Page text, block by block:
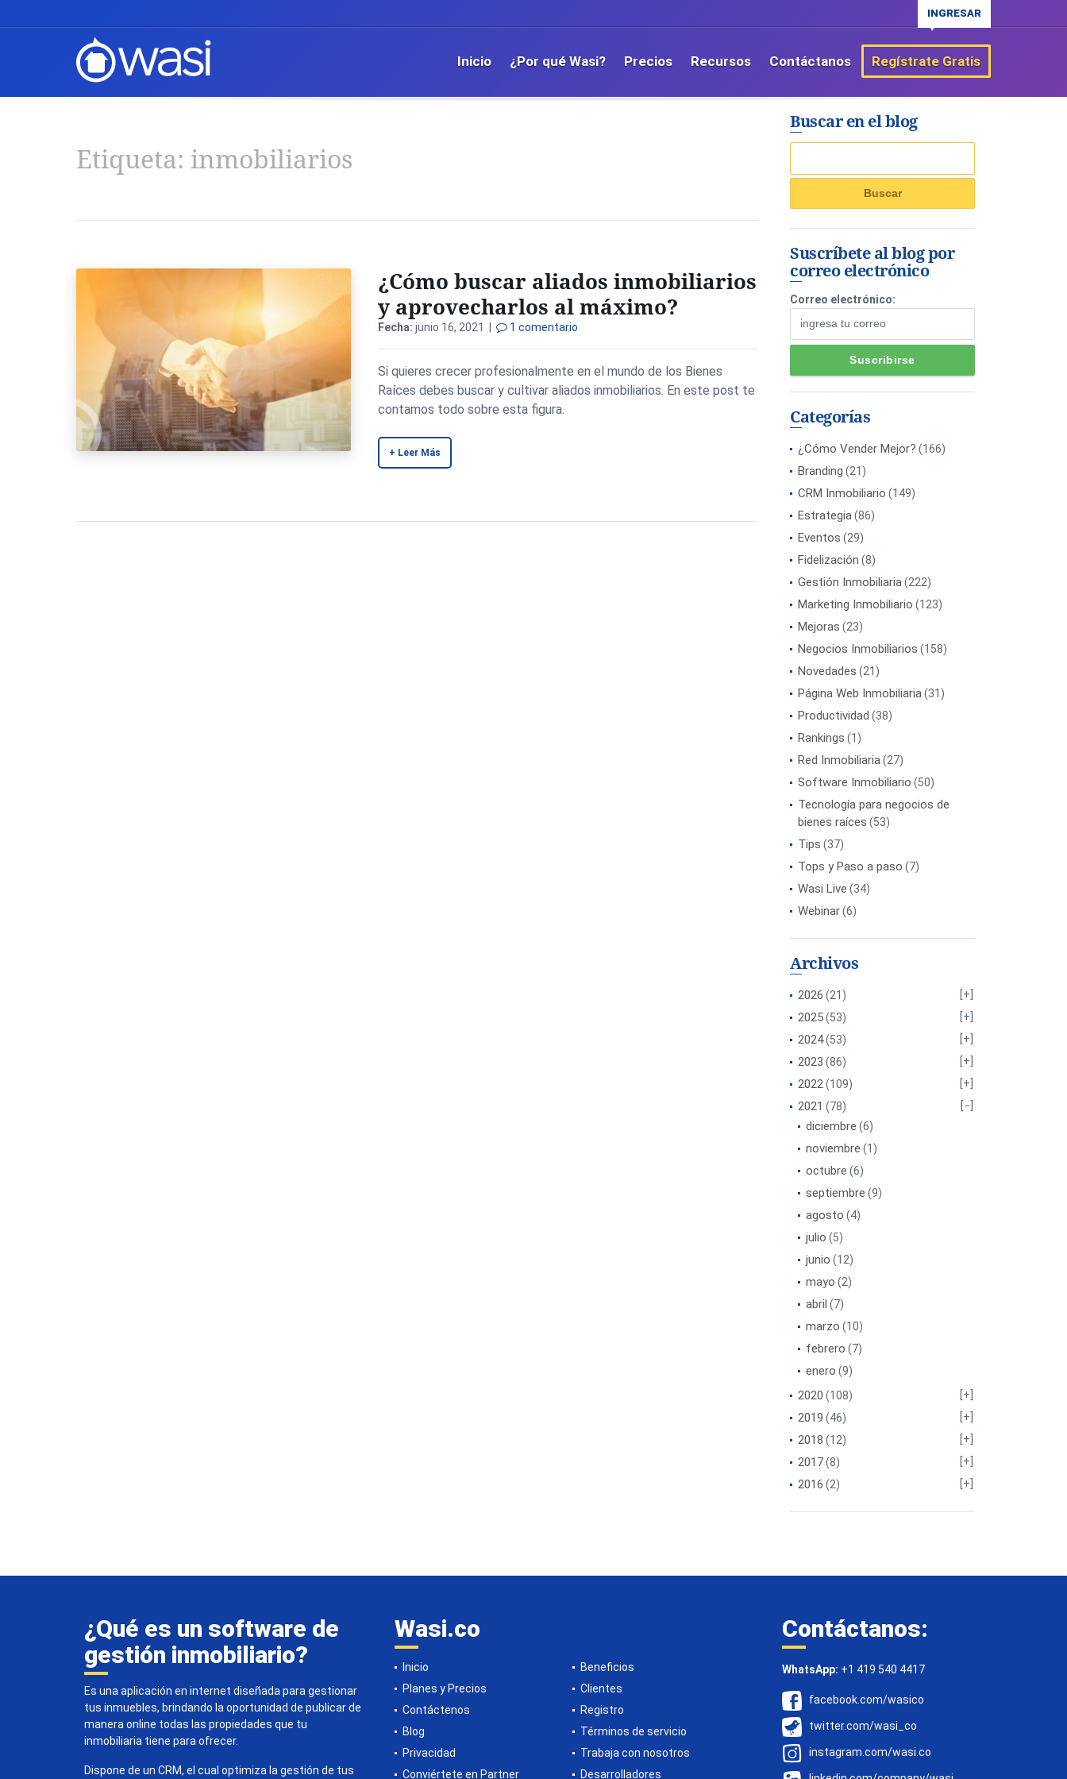
INGRESAR
Inicio ¿Por qué Wasi? Precios Recursos Contáctanos Regístrate Gratis
Etiqueta: inmobiliarios
¿Cómo buscar aliados inmobiliarios
y aprovecharlos al máximo?
Fecha: junio 16, 2021 | 1 comentario
Si quieres crecer profesionalmente en el mundo de los Bienes
Raíces debes buscar y cultivar aliados inmobiliarios. En este post te
contamos todo sobre esta figura.
+ Leer Más
Buscar en el blog
Suscríbete al blog por
correo electrónico
Correo electrónico:
Categorías
¿Cómo Vender Mejor? (166)
Branding (21)
CRM Inmobiliario (149)
Estrategia(86)
Eventos (29)
Fidelización (8)
Gestión Inmobiliaria(222)
Marketing Inmobiliario (123)
Mejoras (23)
Negocios Inmobiliarios (158)
Novedades (21)
Página Web Inmobiliaria(31)
Productividad (38)
Rankings (1)
Red Inmobiliaria(27)
Software Inmobiliario (50)
Tecnología para negocios de
bienes raíces (53)
Tips (37)
Tops y Paso a paso (7)
Wasi Live (34)
Webinar(6)
Archivos
2026 (21)
2025(53)
2024(53)
2023 (86)
2022(109)
2021 (78)
diciembre (6)
noviembre (1)
octubre (6)
septiembre (9)
agosto (4)
julio (5)
junio (12)
mayo (2)
abril (7)
marzo (10)
febrero (7)
enero (9)
2020 (108)
2019 (46)
2018 (12)
2017(8)
2016 (2)
¿Qué es un software de
gestión inmobiliario?
Es una aplicación en internet diseñada para gestionar
tus inmuebles, brindando la oportunidad de publicar de
manera online todas las propiedades que tu
inmobiliaria tiene para ofrecer.
Dispone de un CRM, el cual optimiza la gestión de tus
Wasi.co
Inicio
Beneficios
Planes y Precios
Clientes
Contáctenos
Registro
Blog
Términos de servicio
Privacidad
Trabaja con nosotros
Conviértete en Partner
Desarrolladores
Contáctanos:
WhatsApp: +1 419 540 4417
facebook.com/wasico
twitter.com/wasi_co
instagram.com/wasi.co